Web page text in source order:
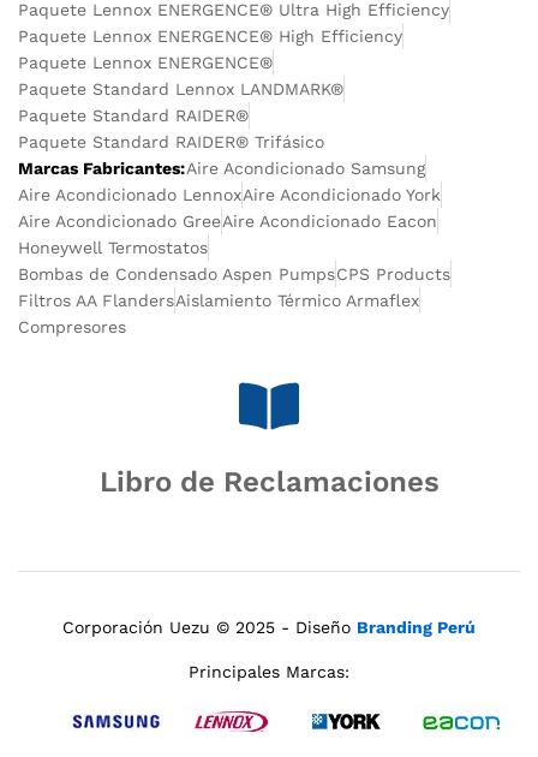
Paquete Lennox ENERGENCE® Ultra High Efficiency
Paquete Lennox ENERGENCE® High Efficiency
Paquete Lennox ENERGENCE®
Paquete Standard Lennox LANDMARK®
Paquete Standard RAIDER®
Paquete Standard RAIDER® Trifásico
Marcas Fabricantes:Aire Acondicionado Samsung
Aire Acondicionado LennoxAire Acondicionado York
Aire Acondicionado GreeAire Acondicionado Eacon
Honeywell Termostatos
Bombas de Condensado Aspen PumpsCPS Products
Filtros AA FlandersAislamiento Térmico Armaflex
Compresores
Libro de Reclamaciones
Corporación Uezu © 2025 - Diseño Branding Perú
Principales Marcas: